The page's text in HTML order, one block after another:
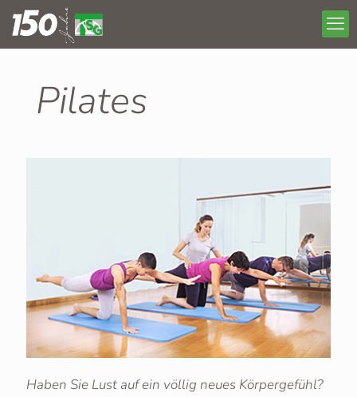
Pilates
Haben Sie Lust auf ein völlig neues Körpergefühl?